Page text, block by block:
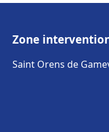
Zone
Saint Orens de